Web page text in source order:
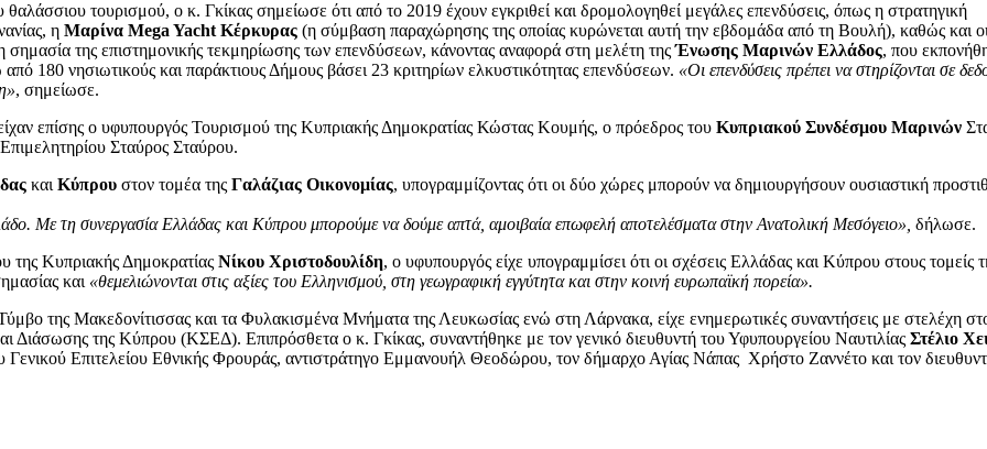
τουρισμού, ο κ. Γκίκας σημείωσε ότι από το 2019 έχουν εγκριθεί και δρομολογηθεί μεγάλες επενδύσεις, όπως η στρατηγική
η Μαρίνα Mega Yacht Κέρκυρας(η σύμβαση παραχώρησης της οποίας κυρώνεται αυτή την εβδομάδα από τη Βουλή), καθώς και ο
σημασία της επιστημονικής τεκμηρίωσης των επενδύσεων, κάνοντας αναφορά στη μελέτη τηςΈνωσης Μαρινών Ελλάδος, που
180 νησιωτικούς και παράκτιους Δήμους βάσει 23 κριτηρίων ελκυστικότητας επενδύσεων. «Οι επενδύσεις πρέπει να στηρίζονται σε
, σημείωσε.
επίσης ο υφυπουργός Τουρισμού της Κυπριακής Δημοκρατίας Κώστας Κουμής, ο πρόεδρος του Κυπριακού Συνδέσμου Μαρινών
Σταύρος Σταύρου.
και Κύπρουστον τομέα της Γαλάζιας Οικονομίας, υπογραμμίζοντας ότι οι δύο χώρες μπορούν να δημιουργήσουν ουσιαστική
Με τη συνεργασία Ελλάδας και Κύπρου μπορούμε να δούμε απτά, αμοιβαία επωφελή αποτελέσματα στην Ανατολική Μεσόγειο», δήλωσε.
της Κυπριακής Δημοκρατίας Νίκου Χριστοδουλίδη, ο υφυπουργός είχε υπογραμμίσει ότι οι σχέσεις Ελλάδας και Κύπρου στους τομείς
και «θεμελιώνονται στις αξίες του Ελληνισμού, στη γεωγραφική εγγύτητα και στην κοινή ευρωπαϊκή πορεία».
της Μακεδονίτισσας και τα Φυλακισμένα Μνήματα της Λευκωσίας ενώ στη Λάρνακα, είχε ενημερωτικές συναντήσεις με στελέχη
της Κύπρου (ΚΣΕΔ). Επιπρόσθετα ο κ. Γκίκας, συναντήθηκε με τον γενικό διευθυντή του Υφυπουργείου ΝαυτιλίαςΣτέλιο
Επιτελείου Εθνικής Φρουράς, αντιστράτηγο Εμμανουήλ Θεοδώρου, τον δήμαρχο Αγίας Νάπας Χρήστο Ζαννέτο και τον